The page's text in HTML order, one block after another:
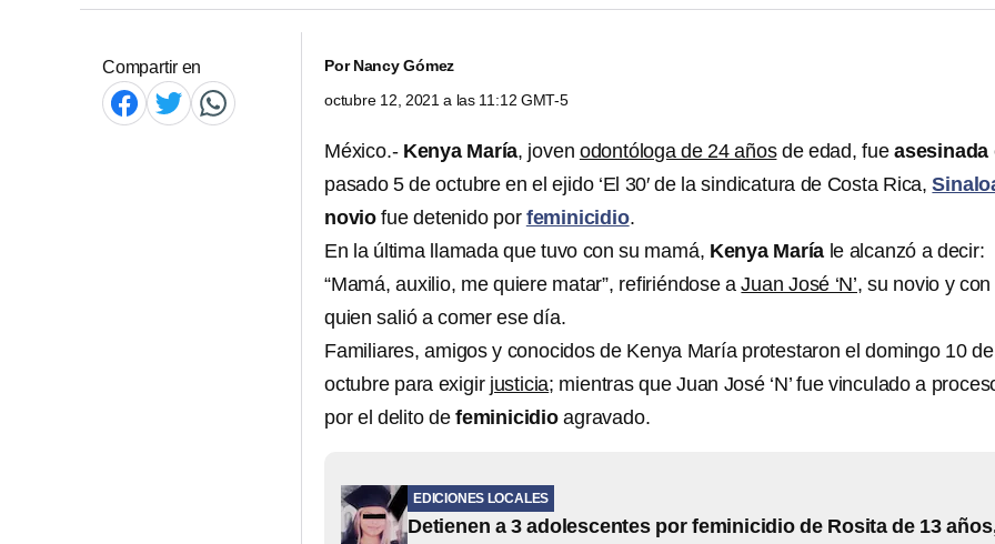
Compartir en PorNancy Gómez
octubre 12, 2021 a las 11:12 GMT-5
México.- Kenya María, joven odontóloga de 24 añosde edad, fueasesinada
pasado 5 de octubre en el ejido ‘El 30′ de la sindicatura de Costa Rica,
novio fue detenido por feminicidio.
En la última llamada que tuvo con su mamá, Kenya María le alcanzó a decir:
“Mamá, auxilio, me quiere matar”, refiriéndose aJuan José ‘N’, su novio y con
quien salió a comer ese día.
Familiares, amigos y conocidos de Kenya María protestaron el domingo 10 de
octubre para exigir justicia; mientras que Juan José ‘N’ fue vinculado a
por el delito defeminicidioagravado.
EDICIONES LOCALES
Detienen a 3 adolescentes por feminicidio de Rosita de 13